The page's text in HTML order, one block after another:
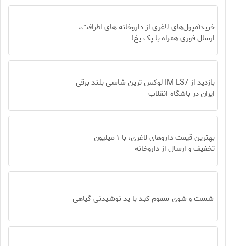
خریدآمپول‌های لاغری از داروخانه های اطرافت،
ارسال فوری همراه با پک یخ!
بازدید از IM LS7 لوکس ترین شاسی بلند برقی
ایران در باشگاه انقلاب
بهترین قیمت داروهای لاغری، با ۱ میلیون
تخفیف و ارسال از داروخانه‌
شست و شوی سموم کبد با ید نوشیدنی گیاهی